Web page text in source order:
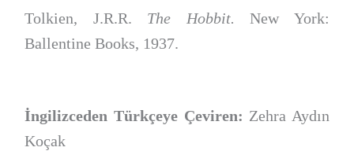
Tolkien, J.R.R. The Hobbit.New York:
Ballentine Books, 1937.
İngilizceden Türkçeye Çeviren: Zehra Aydın
Koçak